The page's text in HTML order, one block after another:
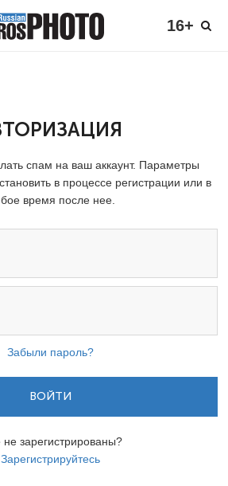
16+
спам на ваш аккаунт. Параметры
в процессе регистрации или в
время после нее.
Забыли пароль?
ВОЙТИ
зарегистрированы?
Зарегистрируйтесь